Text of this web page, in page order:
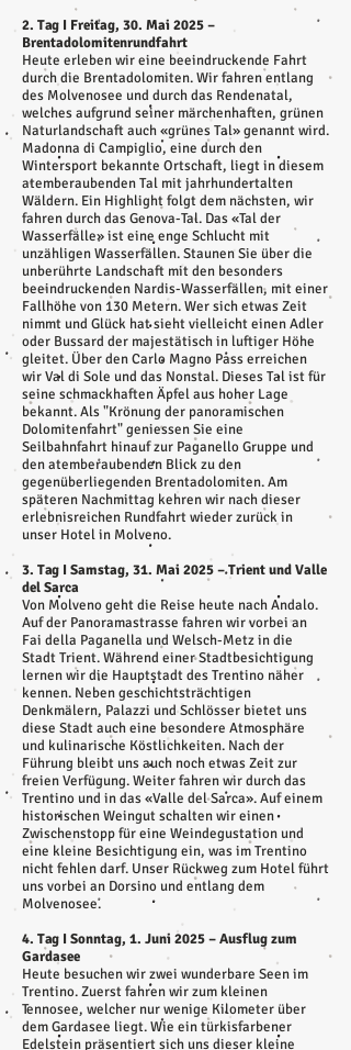
2. Tag I Freitag, 30. Mai 2025 –
Brentadolomitenrundfahrt
Heute erleben wir eine beeindruckende Fahrt
durch die Brentadolomiten. Wir fahren entlang
des Molvenosee und durch das Rendenatal,
welches aufgrund seiner märchenhaften, grünen
Naturlandschaft auch «grünes Tal» genannt wird.
Madonna di Campiglio, eine durch den
Wintersport bekannte Ortschaft, liegt in diesem
atemberaubenden Tal mit jahrhundertalten
Wäldern. Ein Highlight folgt dem nächsten, wir
fahren durch das Genova-Tal. Das «Tal der
Wasserfälle» ist eine enge Schlucht mit
unzähligen Wasserfällen. Staunen Sie über die
unberührte Landschaft mit den besonders
beeindruckenden Nardis-Wasserfällen, mit einer
Fallhöhe von 130 Metern. Wer sich etwas Zeit
nimmt und Glück hat sieht vielleicht einen Adler
oder Bussard der majestätisch in luftiger Höhe
gleitet. Über den Carlo Magno Pass erreichen
wir Val di Sole und das Nonstal. Dieses Tal ist für
seine schmackhaften Äpfel aus hoher Lage
bekannt. Als "Krönung der panoramischen
Dolomitenfahrt" geniessen Sie eine
Seilbahnfahrt hinauf zur Paganello Gruppe und
den atemberaubenden Blick zu den
gegenüberliegenden Brentadolomiten. Am
späteren Nachmittag kehren wir nach dieser
erlebnisreichen Rundfahrt wieder zurück in
unser Hotel in Molveno.
3. Tag I Samstag, 31. Mai 2025 – Trient und Valle
del Sarca
Von Molveno geht die Reise heute nach Andalo.
Auf der Panoramastrasse fahren wir vorbei an
Fai della Paganella und Welsch-Metz in die
Stadt Trient. Während einer Stadtbesichtigung
lernen wir die Hauptstadt des Trentino näher
kennen. Neben geschichtsträchtigen
Denkmälern, Palazzi und Schlösser bietet uns
diese Stadt auch eine besondere Atmosphäre
und kulinarische Köstlichkeiten. Nach der
Führung bleibt uns auch noch etwas Zeit zur
freien Verfügung. Weiter fahren wir durch das
Trentino und in das «Valle del Sarca». Auf einem
historischen Weingut schalten wir einen
Zwischenstopp für eine Weindegustation und
eine kleine Besichtigung ein, was im Trentino
nicht fehlen darf. Unser Rückweg zum Hotel führt
uns vorbei an Dorsino und entlang dem
Molvenosee.
4. Tag I Sonntag, 1. Juni 2025 – Ausflug zum
Gardasee
Heute besuchen wir zwei wunderbare Seen im
Trentino. Zuerst fahren wir zum kleinen
Tennosee, welcher nur wenige Kilometer über
dem Gardasee liegt. Wie ein türkisfarbener
Edelstein präsentiert sich uns dieser kleine